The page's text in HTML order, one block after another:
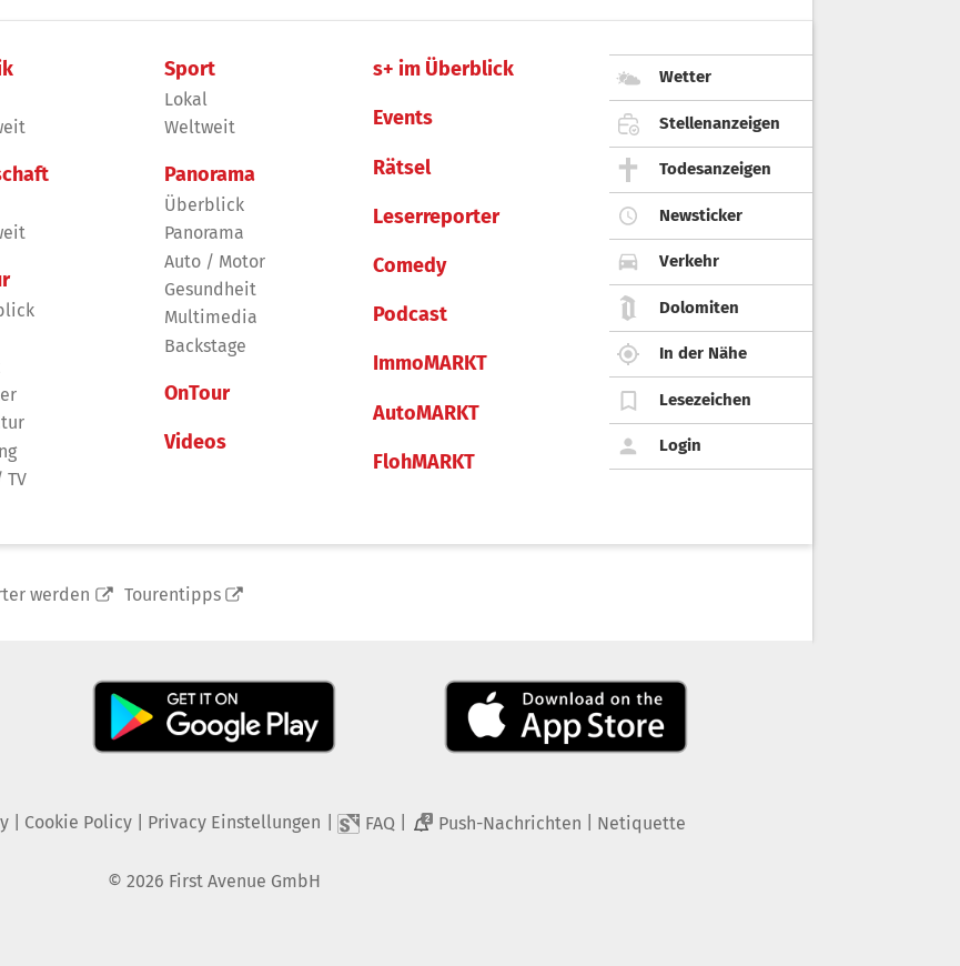
TV
Sport
Lokal
Weltweit
Panorama
Überblick
Panorama
Auto / Motor
Gesundheit
Multimedia
Backstage
OnTour
Videos
s+ im Überblick
Events
Rätsel
Leserreporter
Comedy
Podcast
ImmoMARKT
AutoMARKT
FlohMARKT
Wetter
Stellenanzeigen
Todesanzeigen
Newsticker
Verkehr
Dolomiten
In der Nähe
Lesezeichen
Login
werden Tourentipps
| Cookie Policy| Privacy Einstellungen FAQ 2 Push-Nachrichten Netiquette
© 2026 First Avenue GmbH